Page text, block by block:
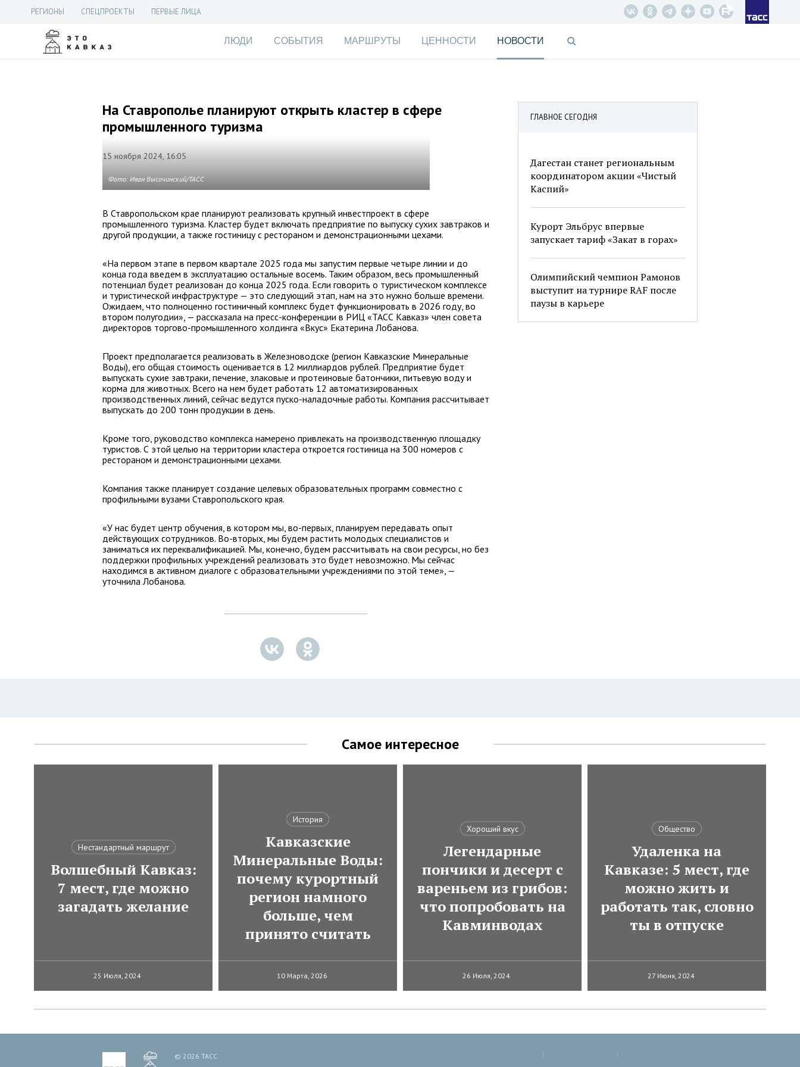
РЕГИОНЫ СПЕЦПРОЕКТЫ ПЕРВЫЕ ЛИЦА
ЛЮДИ СОБЫТИЯ МАРШРУТЫ ЦЕННОСТИ НОВОСТИ
ГЛАВНОЕ СЕГОДНЯ
Дагестан станет региональным
координатором акции «Чистый
Каспий»
Курорт Эльбрус впервые
запускает тариф «Закат в горах»
Олимпийский чемпион Рамонов
выступит на турнире RAF после
паузы в карьере
На Ставрополье планируют открыть кластер в сфере
промышленного туризма
15 ноября 2024, 16:05
Фото: Иван Высочинский/ТАСС
В Ставропольском крае планируют реализовать крупный инвестпроект в сфере
промышленного туризма. Кластер будет включать предприятие по выпуску сухих завтраков и
другой продукции, а также гостиницу с рестораном и демонстрационными цехами.
«На первом этапе в первом квартале 2025 года мы запустим первые четыре линии и до
конца года введем в эксплуатацию остальные восемь. Таким образом, весь промышленный
потенциал будет реализован до конца 2025 года. Если говорить о туристическом комплексе
и туристической инфраструктуре — это следующий этап, нам на это нужно больше времени.
Ожидаем, что полноценно гостиничный комплекс будет функционировать в 2026 году, во
втором полугодии», — рассказала на пресс-конференции в РИЦ «ТАСС Кавказ» член совета
директоров торгово-промышленного холдинга «Вкус» Екатерина Лобанова.
Проект предполагается реализовать в Железноводске (регион Кавказские Минеральные
Воды), его общая стоимость оценивается в 12 миллиардов рублей. Предприятие будет
выпускать сухие завтраки, печение, злаковые и протеиновые батончики, питьевую воду и
корма для животных. Всего на нем будет работать 12 автоматизированных
производственных линий, сейчас ведутся пуско-наладочные работы. Компания рассчитывает
выпускать до 200 тонн продукции в день.
Кроме того, руководство комплекса намерено привлекать на производственную площадку
туристов. С этой целью на территории кластера откроется гостиница на 300 номеров с
рестораном и демонстрационными цехами.
Компания также планирует создание целевых образовательных программ совместно с
профильными вузами Ставропольского края.
«У нас будет центр обучения, в котором мы, во-первых, планируем передавать опыт
действующих сотрудников. Во-вторых, мы будем растить молодых специалистов и
заниматься их переквалификацией. Мы, конечно, будем рассчитывать на свои ресурсы, но без
поддержки профильных учреждений реализовать это будет невозможно. Мы сейчас
находимся в активном диалоге с образовательными учреждениями по этой теме», —
уточнила Лобанова.
Самое интересное
Нестандартный маршрут
Волшебный Кавказ:
7 мест, где можно
загадать желание
25 Июля, 2024
История
Кавказские
Минеральные Воды:
почему курортный
регион намного
больше, чем
принято считать
10 Марта, 2026
Хороший вкус
Легендарные
пончики и десерт с
вареньем из грибов:
что попробовать на
Кавминводах
26 Июля, 2024
Общество
Удаленка на
Кавказе: 5 мест, где
можно жить и
работать так, словно
ты в отпуске
27 Июня, 2024
© 2026 ТАСС